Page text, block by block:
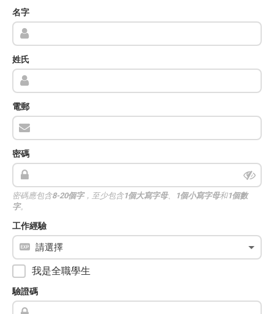
名字
姓氏
電郵
密碼
密碼應包含8-20個字，至少包含1個大寫字母、 1個小寫字母和1個數
字。
工作經驗
我是全職學生
驗證碼